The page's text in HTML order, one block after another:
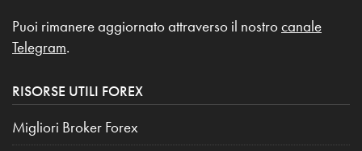
Puoi rimanere aggiornato attraverso il nostro canale
Telegram.
RISORSE UTILI FOREX
Migliori Broker Forex